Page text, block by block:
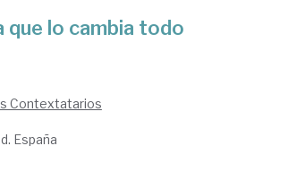
que lo cambia todo
Contextatarios
España